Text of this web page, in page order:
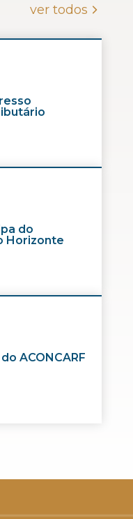
ver todos
do
Horizonte
ACONCARF